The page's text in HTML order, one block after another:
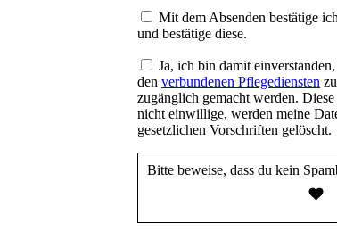
Mit dem Absenden bestätige
und bestätige diese.
Ja, ich bin damit
den verbundenen Pflegediensten
zugänglich gemacht werden.
nicht einwillige, werden meine
gesetzlichen Vorschriften gelöscht.
Bitte beweise, dass du kein